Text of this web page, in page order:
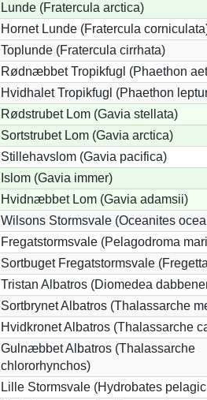
Lunde (Fratercula arctica)
Hornet Lunde (Fratercula
Toplunde (Fratercula cirrhata)
Rødnæbbet Tropikfugl (Phaethon
Hvidhalet Tropikfugl (Phaethon
Rødstrubet Lom (Gavia stellata)
Sortstrubet Lom (Gavia arctica)
Stillehavslom (Gavia pacifica)
Islom (Gavia immer)
Hvidnæbbet Lom (Gavia adamsii)
Wilsons Stormsvale (Oceanites
Fregatstormsvale (Pelagodroma
Sortbuget Fregatstormsvale
Tristan Albatros (Diomedea
Sortbrynet Albatros (Thalassarche
Hvidkronet Albatros (Thalassarche
Gulnæbbet Albatros (Thalassarche
chlororhynchos)
Lille Stormsvale (Hydrobates